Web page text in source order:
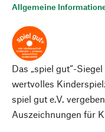
Allgemeine
Das „spiel gut“-
wertvolles
spiel gut e.V.
Auszeichnungen für